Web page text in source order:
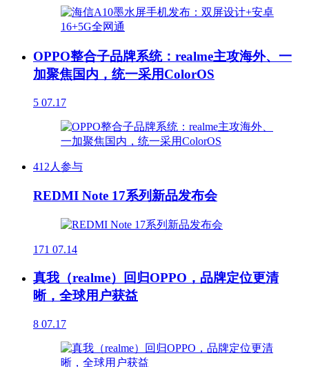
OPPO整合子品牌系统：realme主攻海外、一
加聚焦国内，统一采用ColorOS
5 07.17
412人参与
REDMI Note 17系列新品发布会
171 07.14
真我（realme）回归OPPO，品牌定位更清
晰，全球用户获益
8 07.17